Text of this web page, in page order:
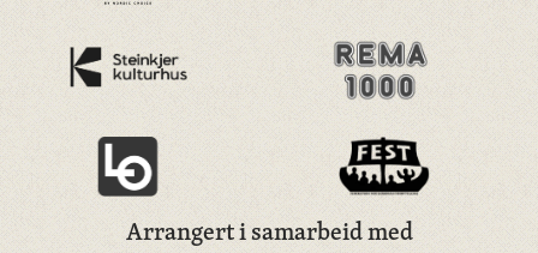
Arrangert i samarbeid med